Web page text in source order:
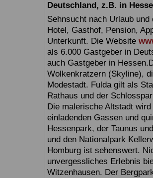
Deutschland, z.B. in
Sehnsucht nach Urlaub
Hotel, Gasthof, Pension,
Unterkunft. Die Website
als 6.000 Gastgeber in
auch Gastgeber in
Wolkenkratzern (Skyline),
Modestadt. Fulda gilt als
Rathaus und der
Die malerische Altstadt
einladenden Gassen und
Hessenpark, der Taunus
und den Nationalpark
Homburg ist sehenswert.
unvergessliches Erlebnis
Witzenhausen. Der